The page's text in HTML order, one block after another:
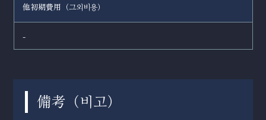
他初期費用（그외비용）
-
備考（ 비고）